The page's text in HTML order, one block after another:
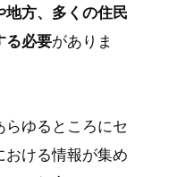
地方、多くの住民
る必要がありま
ゆるところにセ
おける情報が集め